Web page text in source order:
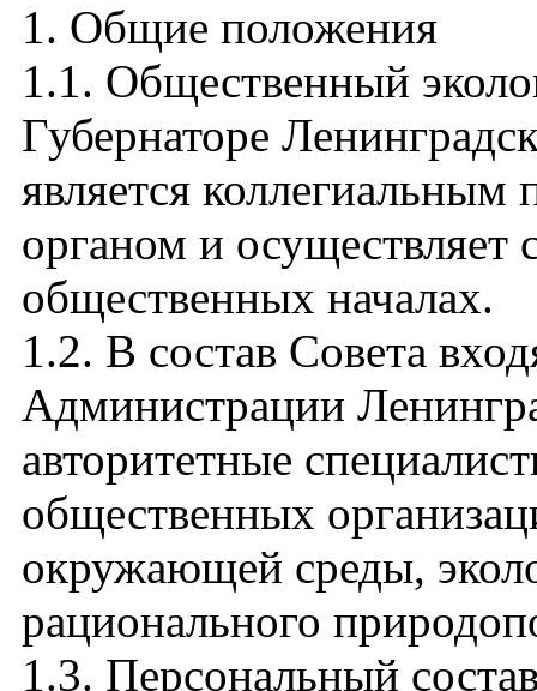
1. Общие положения
1.1. Общественный
Губернаторе
является
органом и осуществляет
общественных началах.
1.2. В состав Совета
Администрации
авторитетные
общественных
окружающей среды,
рационального
1.3. Персональный